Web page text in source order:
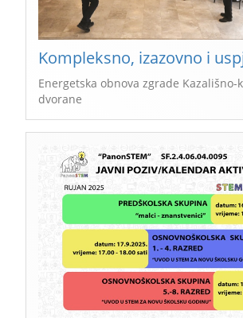
Kompleksno, izazovno i
Energetska obnova zgrade Kazališno-
dvorane